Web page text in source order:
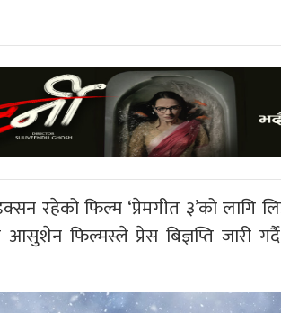
रहेको फिल्म ‘प्रेमगीत ३’को लागि
फिल्मस्ले प्रेस बिज्ञप्ति जारी